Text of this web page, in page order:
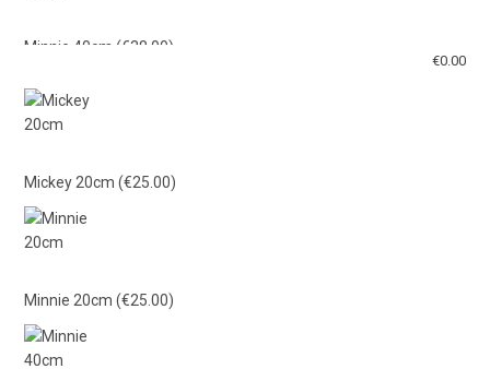
Minnie 40cm (€38.00)
€0.00
Mickey 20cm (€25.00)
Minnie 20cm (€25.00)